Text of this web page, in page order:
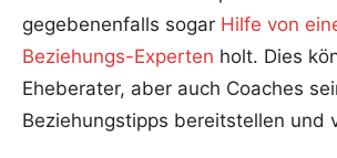
gegebenenfalls sogar Hilfe von
Beziehungs-Experten holt. Dies
Eheberater, aber auch Coaches
Beziehungstipps bereitstellen und